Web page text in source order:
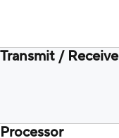
Transmit / Receive
Processor